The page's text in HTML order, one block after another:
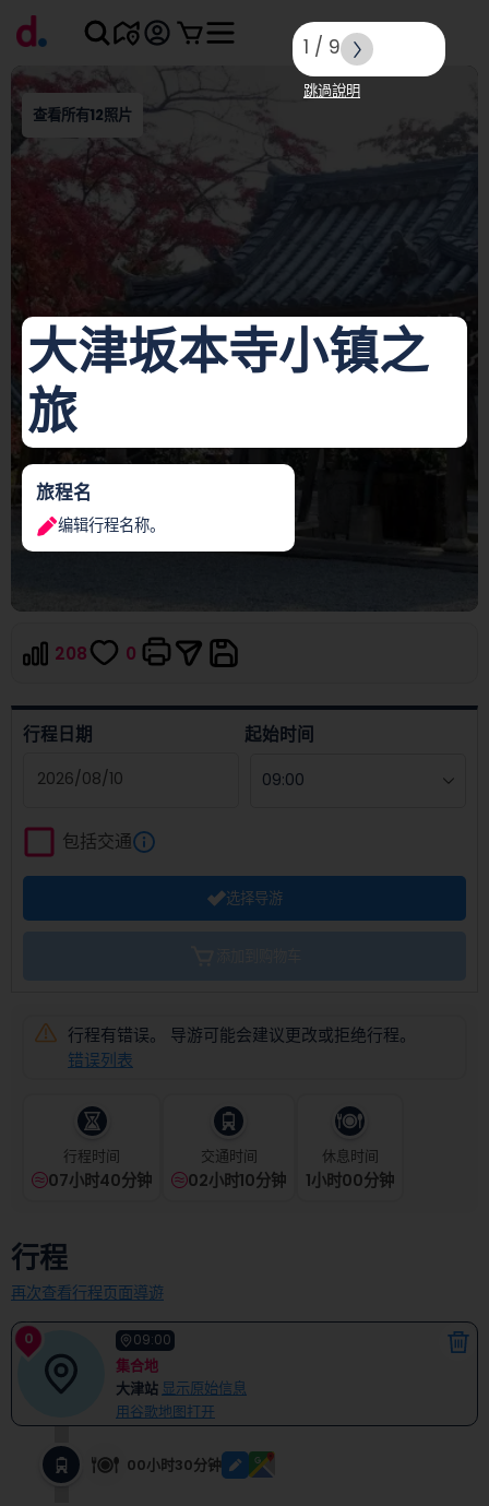
查看所有12照片
大津坂本寺小镇之
旅
旅程名
编辑行程名称。
208 0
行程日期 起始时间
forward
to
interact
the
date.
get
shortcuts
for
changing
dates.
包括交通
选择导游
行程有错误。 导游可能会建议更改或拒绝行程。
错误列表
行程时间
07小时40分钟
交通时间
02小时10分钟
休息时间
1小时00分钟
行程
再次查看行程页面導遊
0 09:00
集合地
大津站 显示原始信息
用谷歌地图打开
00小时30分钟
1 / 9
跳過說明